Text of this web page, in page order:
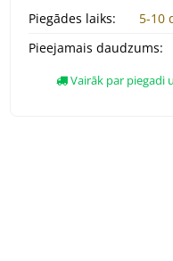
Piegādes laiks:
5-10
Pieejamais daudzums:
Vairāk par piegadi